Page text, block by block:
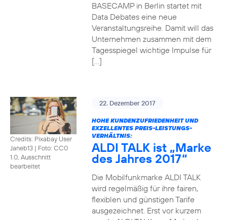
BASECAMP in Berlin startet mit
Data Debates eine neue
Veranstaltungsreihe. Damit will das
Unternehmen zusammen mit dem
Tagesspiegel wichtige Impulse für
[…]
Credits: Pixabay User
Janeb13 | Foto: CC0
1.0, Ausschnitt
bearbeitet
22. Dezember 2017
HOHE KUNDENZUFRIEDENHEIT UND
EXZELLENTES PREIS-LEISTUNGS-
VERHÄLTNIS:
ALDI TALK ist „Marke
des Jahres 2017“
Die Mobilfunkmarke ALDI TALK
wird regelmäßig für ihre fairen,
flexiblen und günstigen Tarife
ausgezeichnet. Erst vor kurzem